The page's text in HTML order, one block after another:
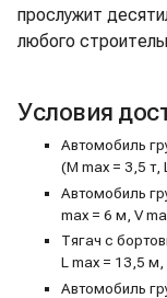
прослужит
любого
Условия
Автомобиль
(M max = 3,5 т,
Автомобиль
max = 6 м, V
Тягач с
L max = 13,5 м,
Автомобиль